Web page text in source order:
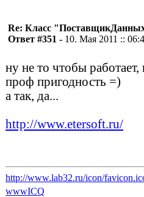
Re: Класс
Ответ #351 - 10. Мая 2011 ::
ну не то чтобы
проф пригодность =)
а так, да...
http://www.etersoft.ru/
http://www.lab32.ru/icon/
wwwICQ